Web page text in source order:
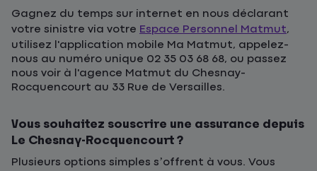
Gagnez du temps sur internet en nous déclarant
votre sinistre via votre Espace Personnel Matmut,
utilisez l'application mobile Ma Matmut, appelez-
nous au numéro unique 02 35 03 68 68, ou passez
nous voir à l'agence Matmut du Chesnay-
Rocquencourt au 33 Rue de Versailles.
Vous souhaitez souscrire une assurance depuis
Le Chesnay-Rocquencourt ?
Plusieurs options simples s’offrent à vous. Vous